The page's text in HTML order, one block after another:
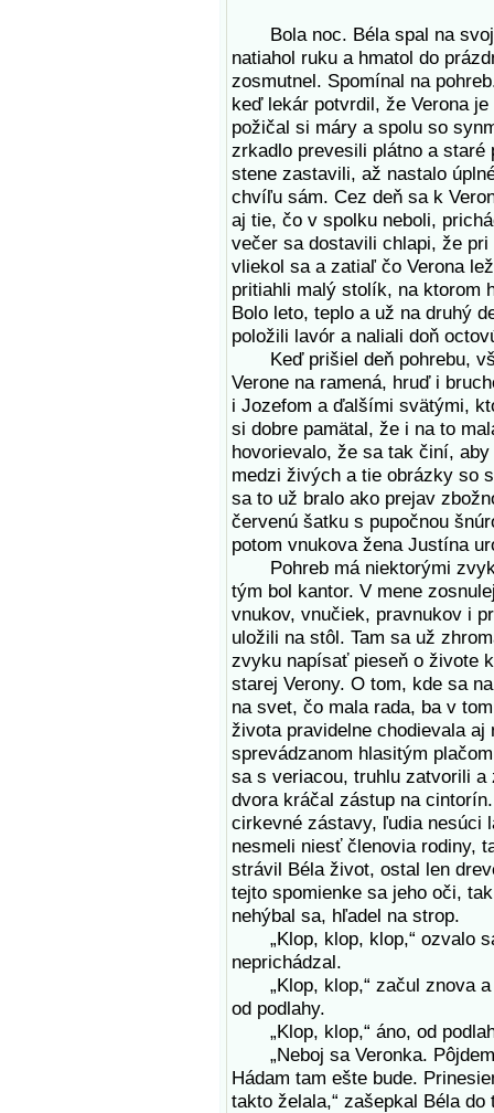
Bola noc. Béla spal na
natiahol ruku a hmatol do
zosmutnel. Spomínal na
keď lekár potvrdil, že Verona
požičal si máry a spolu so
zrkadlo prevesili plátno a staré
stene zastavili, až nastalo
chvíľu sám. Cez deň sa k
aj tie, čo v spolku neboli,
večer sa dostavili chlapi, že pri
vliekol sa a zatiaľ čo Verona
pritiahli malý stolík, na ktorom
Bolo leto, teplo a už na druhý
položili lavór a naliali doň
Keď prišiel deň pohrebu,
Verone na ramená, hruď i
i Jozefom a ďalšími svätými,
si dobre pamätal, že i na to
hovorievalo, že sa tak činí,
medzi živých a tie obrázky so
sa to už bralo ako prejav
červenú šatku s pupočnou
potom vnukova žena Justína
Pohreb má niektorými
tým bol kantor. V mene
vnukov, vnučiek, pravnukov i
uložili na stôl. Tam sa už
zvyku napísať pieseň o živote
starej Verony. O tom, kde sa
na svet, čo mala rada, ba v
života pravidelne chodievala
sprevádzanom hlasitým
sa s veriacou, truhlu zatvorili
dvora kráčal zástup na
cirkevné zástavy, ľudia nesúci
nesmeli niesť členovia rodiny,
strávil Béla život, ostal len
tejto spomienke sa jeho oči,
nehýbal sa, hľadel na strop.
„Klop, klop, klop,“ ozvalo
neprichádzal.
„Klop, klop,“ začul znova a
od podlahy.
„Klop, klop,“ áno, od
„Neboj sa Veronka. Pôjdem
Hádam tam ešte bude.
takto želala,“ zašepkal Béla